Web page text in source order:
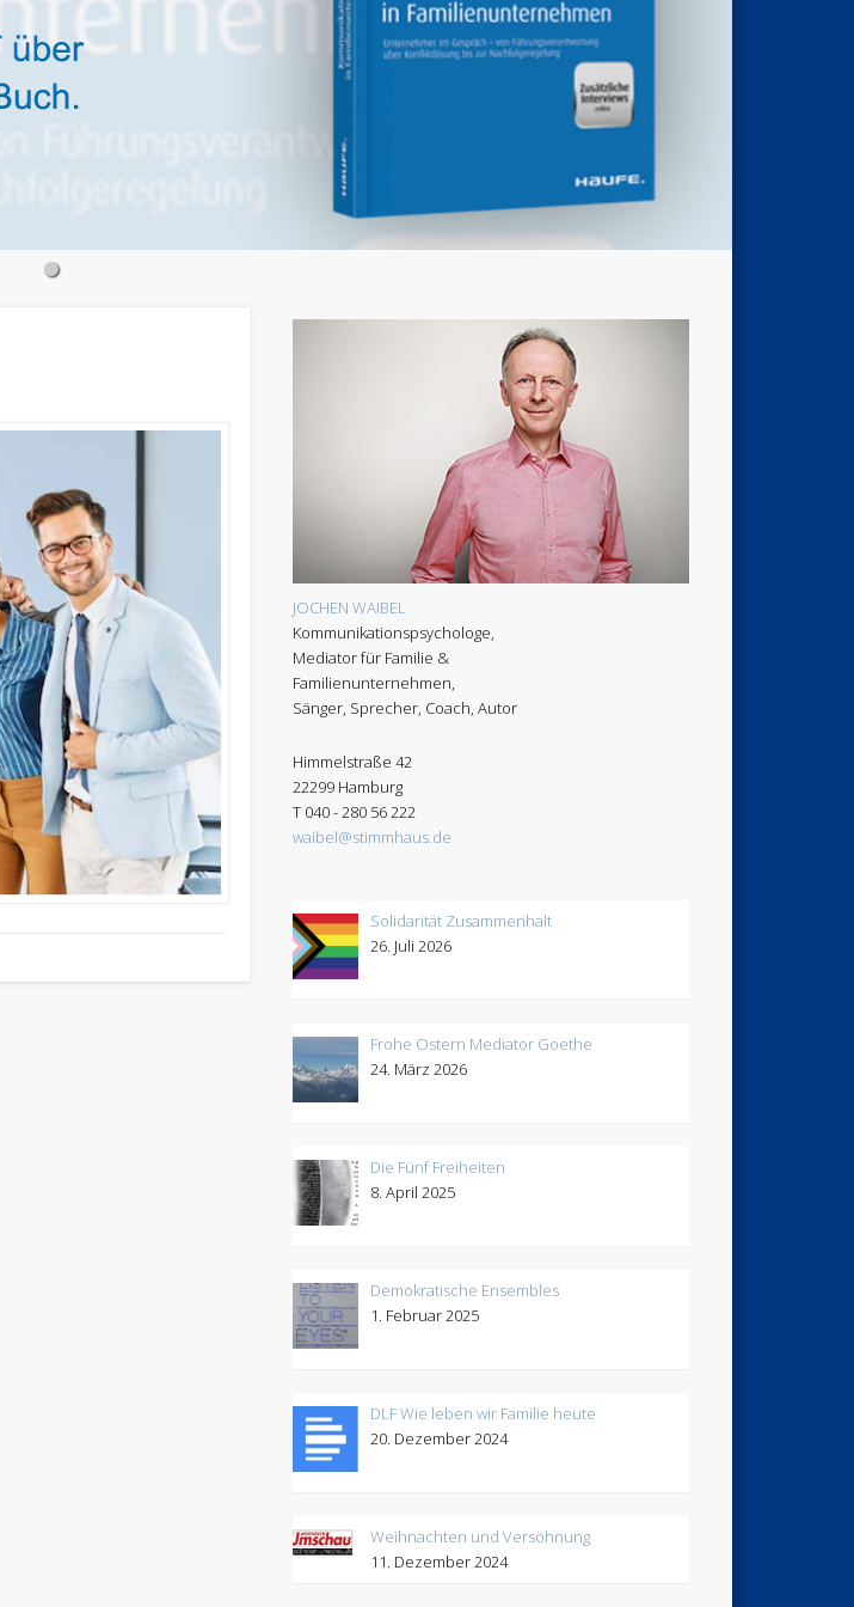
JOCHEN WAIBEL
Kommunikationspsychologe,
Mediator für Familie &
Familienunternehmen,
Sänger, Sprecher, Coach, Autor
Himmelstraße 42
22299 Hamburg
T 040 - 280 56 222
waibel@stimmhaus.de
Solidarität Zusammenhalt
26. Juli 2026
Frohe Ostern Mediator Goethe
24. März 2026
Die Fünf Freiheiten
8. April 2025
Demokratische Ensembles
1. Februar 2025
DLF Wie leben wir Familie heute
20. Dezember 2024
Weihnachten und Versöhnung
11. Dezember 2024